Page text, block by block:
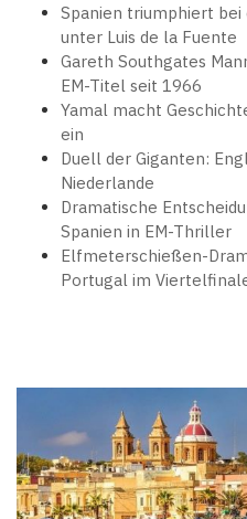
Spanien triumphiert bei
unter Luis de la Fuente
Gareth Southgates
EM-Titel seit 1966
Yamal macht
ein
Duell der Giganten:
Niederlande
Dramatische
Spanien in EM-Thriller
Elfmeterschießen-
Portugal im